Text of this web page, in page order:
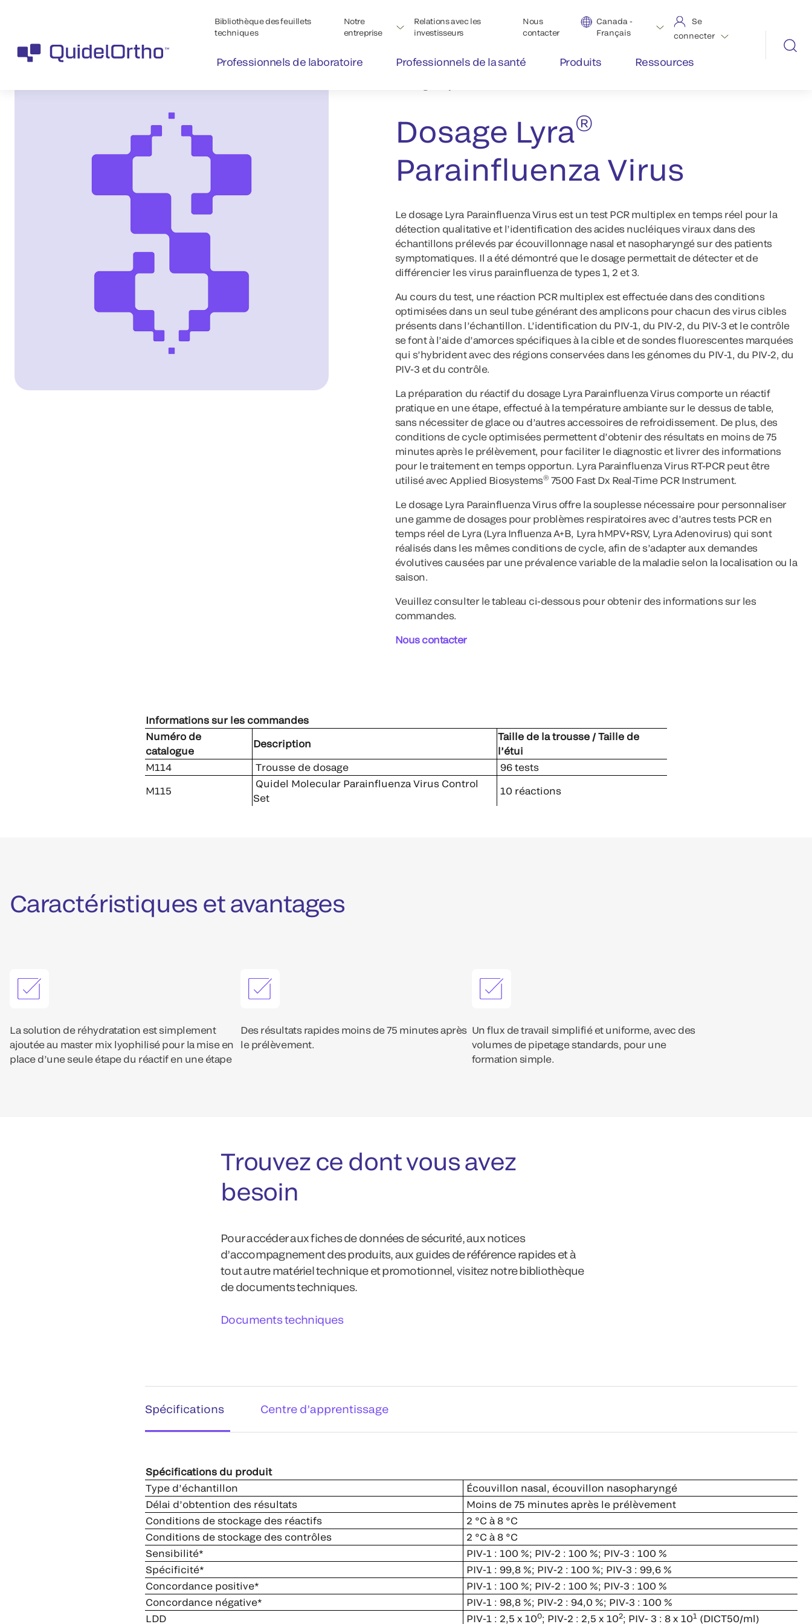
Bibliothèque des feuillets
techniques
Notre
entreprise
Relations avec les
investisseurs
Nous
contacter
Canada -
Français
Se
connecter
Professionnels de laboratoire Professionnels de la santé Produits Ressources
Dosage Lyra®
Parainfluenza Virus
Le dosage Lyra Parainfluenza Virus est un test PCR multiplex en temps réel pour la
détection qualitative et l’identification des acides nucléiques viraux dans des
échantillons prélevés par écouvillonnage nasal et nasopharyngé sur des patients
symptomatiques. Il a été démontré que le dosage permettait de détecter et de
différencier les virus parainfluenza de types 1, 2 et 3.
Au cours du test, une réaction PCR multiplex est effectuée dans des conditions
optimisées dans un seul tube générant des amplicons pour chacun des virus cibles
présents dans l’échantillon. L’identification du PIV-1, du PIV-2, du PIV-3 et le contrôle
se font à l’aide d’amorces spécifiques à la cible et de sondes fluorescentes marquées
qui s’hybrident avec des régions conservées dans les génomes du PIV-1, du PIV-2, du
PIV-3 et du contrôle.
La préparation du réactif du dosage Lyra Parainfluenza Virus comporte un réactif
pratique en une étape, effectué à la température ambiante sur le dessus de table,
sans nécessiter de glace ou d’autres accessoires de refroidissement. De plus, des
conditions de cycle optimisées permettent d’obtenir des résultats en moins de 75
minutes après le prélèvement, pour faciliter le diagnostic et livrer des informations
pour le traitement en temps opportun. Lyra Parainfluenza Virus RT-PCR peut être
utilisé avec Applied Biosystems® 7500 Fast Dx Real-Time PCR Instrument.
Le dosage Lyra Parainfluenza Virus offre la souplesse nécessaire pour personnaliser
une gamme de dosages pour problèmes respiratoires avec d’autres tests PCR en
temps réel de Lyra (Lyra Influenza A+B, Lyra hMPV+RSV, Lyra Adenovirus) qui sont
réalisés dans les mêmes conditions de cycle, afin de s’adapter aux demandes
évolutives causées par une prévalence variable de la maladie selon la localisation ou la
saison.
Veuillez consulter le tableau ci-dessous pour obtenir des informations sur les
commandes.
Nous contacter
Informations sur les commandes
Numéro de
catalogue
Description
Taille de la trousse / Taille de
l’étui
M114
Trousse de dosage 96 tests
M115
Quidel Molecular Parainfluenza Virus Control
Set
10 réactions
Caractéristiques et avantages
La solution de réhydratation est simplement
ajoutée au master mix lyophilisé pour la mise en
place d’une seule étape du réactif en une étape
Des résultats rapides moins de 75 minutes après
le prélèvement.
Un flux de travail simplifié et uniforme, avec des
volumes de pipetage standards, pour une
formation simple.
Trouvez ce dont vous avez
besoin
Pour accéder aux fiches de données de sécurité, aux notices
d’accompagnement des produits, aux guides de référence rapides et à
tout autre matériel technique et promotionnel, visitez notre bibliothèque
de documents techniques.
Documents techniques
Spécifications Centre d’apprentissage
Spécifications du produit
Type d’échantillon
Écouvillon nasal, écouvillon nasopharyngé
Délai d’obtention des résultats
Moins de 75 minutes après le prélèvement
Conditions de stockage des réactifs
2 °C à 8 °C
Conditions de stockage des contrôles
2 °C à 8 °C
Sensibilité*
PIV-1 : 100 %; PIV-2 : 100 %; PIV-3 : 100 %
Spécificité*
PIV-1 : 99,8 %; PIV-2 : 100 %; PIV-3 : 99,6 %
Concordance positive*
PIV-1 : 100 %; PIV-2 : 100 %; PIV-3 : 100 %
Concordance négative*
PIV-1 : 98,8 %; PIV-2 : 94,0 %; PIV-3 : 100 %
LDD
PIV-1 : 2,5 x 100; PIV-2 : 2,5 x 102; PIV- 3 : 8 x 101 (DICT50/ml)